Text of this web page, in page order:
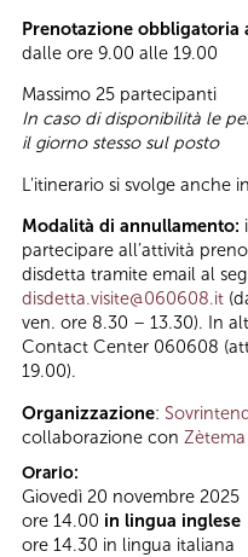
Prenotazione obbligatoria
dalle ore 9.00 alle 19.00
Massimo 25 partecipanti
In caso di disponibilità le
il giorno stesso sul posto
L'itinerario si svolge anche
Modalità di annullamento:
partecipare all’attività
disdetta tramite email al
disdetta.visite@060608.it
ven. ore 8.30 – 13.30). In
Contact Center 060608
19.00).
Organizzazione:
collaborazione con
Orario:
Giovedì 20 novembre 2025
ore 14.00 in lingua inglese
ore 14.30 in lingua italiana